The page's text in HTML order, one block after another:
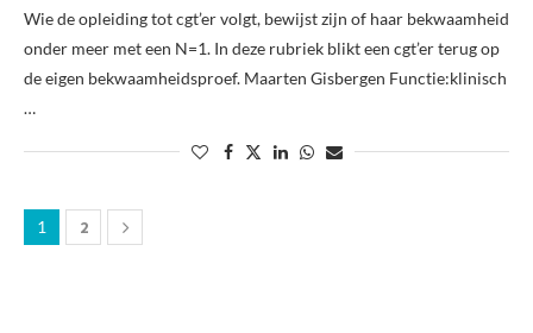
Wie de opleiding tot cgt’er volgt, bewijst zijn of haar bekwaamheid
onder meer met een N=1. In deze rubriek blikt een cgt’er terug op
de eigen bekwaamheidsproef. Maarten Gisbergen Functie:klinisch
…
1 2